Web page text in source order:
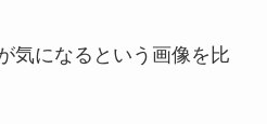
気になるという画像を比